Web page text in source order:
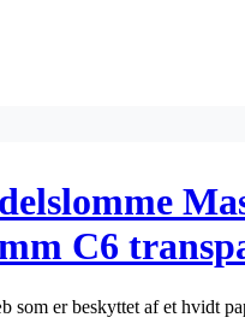
C6
552771
som er beskyttet af et hvidt